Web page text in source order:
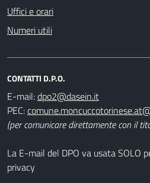
Uffici e orari
Numeri utili
CONTATTI D.P.O.
E-mail:dpo2@dasein.it
PEC:
(per comunicare direttamente con il
La E-mail del DPO va usata SOLO
privacy